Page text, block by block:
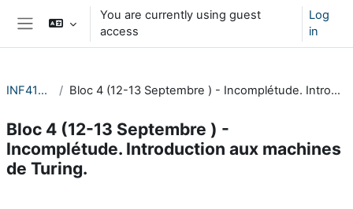
Skip to main content
You are currently using guest
access
Log
in
INF412-2023 Bloc 4 (12-13 Septembre ) - Incomplétude. Introduction aux machines de Turing.
Bloc 4 (12-13 Septembre ) -
Incomplétude. Introduction aux machines
de Turing.